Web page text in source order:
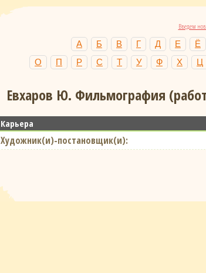
Введем
А Б В Г Д Е Ё
О
П Р С Т У Ф Х Ц
Евхаров Ю. Фильмография
Карьера
Художник(и)-постановщик(и):